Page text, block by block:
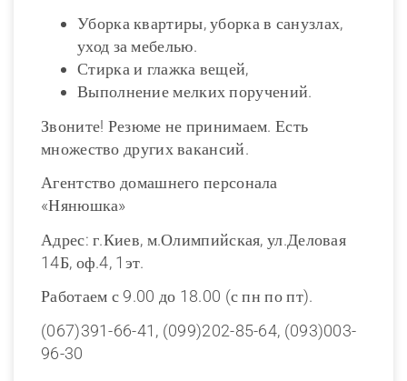
Уборка квартиры, уборка в санузлах,
уход за мебелью.
Стирка и глажка вещей,
Выполнение мелких поручений.
Звоните! Резюме не принимаем. Есть
множество других вакансий.
Агентство домашнего персонала
«Нянюшка»
Адрес: г.Киев, м.Олимпийская, ул.Деловая
14Б, оф.4, 1эт.
Работаем с 9.00 до 18.00 (с пн по пт).
(067)391-66-41, (099)202-85-64, (093)003-
96-30